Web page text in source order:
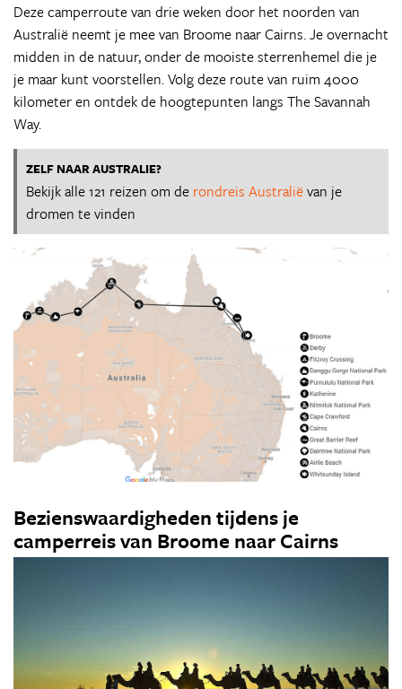
Deze camperroute van drie weken door het noorden van
Australië neemt je mee van Broome naar Cairns. Je overnacht
midden in de natuur, onder de mooiste sterrenhemel die je
je maar kunt voorstellen. Volg deze route van ruim 4000
kilometer en ontdek de hoogtepunten langs The Savannah
Way.
ZELF NAAR AUSTRALIE?
Bekijk alle 121 reizen om de rondreis Australiëvan je
dromen te vinden
Bezienswaardigheden tijdens je
camperreis van Broome naar Cairns